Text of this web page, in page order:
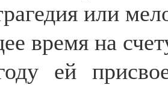
или
время на
ей